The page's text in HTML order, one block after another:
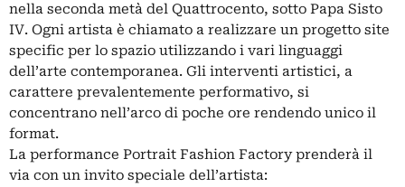
nella seconda metà del Quattrocento, sotto Papa Sisto
IV. Ogni artista è chiamato a realizzare un progetto site
specific per lo spazio utilizzando i vari linguaggi
dell’arte contemporanea. Gli interventi artistici, a
carattere prevalentemente performativo, si
concentrano nell’arco di poche ore rendendo unico il
format.
La performance Portrait Fashion Factory prenderà il
via con un invito speciale dell’artista: